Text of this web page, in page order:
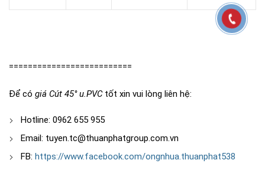
==========================
Để có giá Cút 45° u.PVCtốt xin vui lòng liên hệ:
Hotline: 0962 655 955
Email: tuyen.tc@thuanphatgroup.com.vn
FB: https://www.facebook.com/ongnhua.thuanphat538